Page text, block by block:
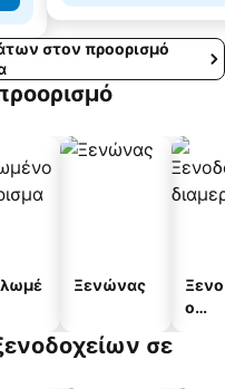
στον προορισμό
Ξενώνας
ο
σε